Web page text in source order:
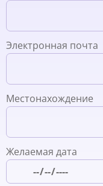
Электронная почта
Местонахождение
Желаемая дата